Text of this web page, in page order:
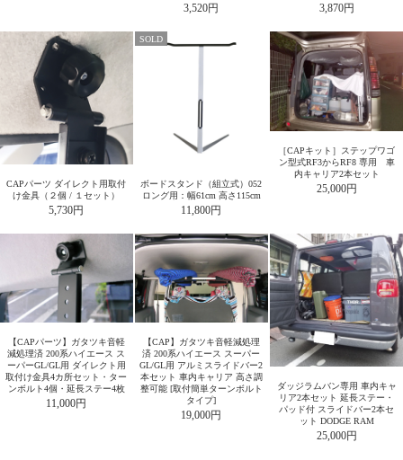
3,520円 3,870円
CAPパーツ ダイレクト用取付
け金具（２個 / １セット）
5,730円
SOLD
ボードスタンド（組立式）052
ロング用：幅61cm 高さ115cm
11,800円
［CAPキット］ステップワゴ
ン型式RF3からRF8 専用 車
内キャリア2本セット
25,000円
【CAPパーツ】ガタツキ音軽
減処理済 200系ハイエース ス
ーパーGL/GL用 ダイレクト用
取付け金具4カ所セット・ター
ンボルト4個・延長ステー4枚
11,000円
【CAP】ガタツキ音軽減処理
済 200系ハイエース スーパー
GL/GL用 アルミスライドバー2
本セット 車内キャリア 高さ調
整可能 [取付簡単ターンボルト
タイプ]
19,000円
ダッジラムバン専用 車内キャ
リア2本セット 延長ステー・
パッド付 スライドバー2本セ
ット DODGE RAM
25,000円